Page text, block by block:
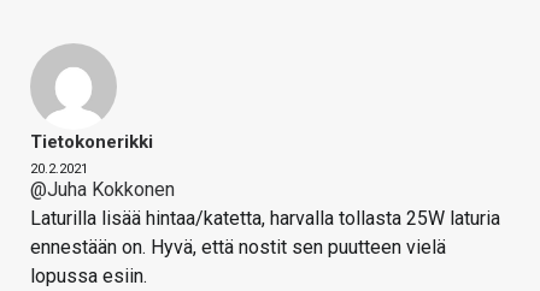
Tietokonerikki
20.2.2021
@Juha Kokkonen
Laturilla lisää hintaa/katetta, harvalla tollasta 25W laturia
ennestään on. Hyvä, että nostit sen puutteen vielä
lopussa esiin.